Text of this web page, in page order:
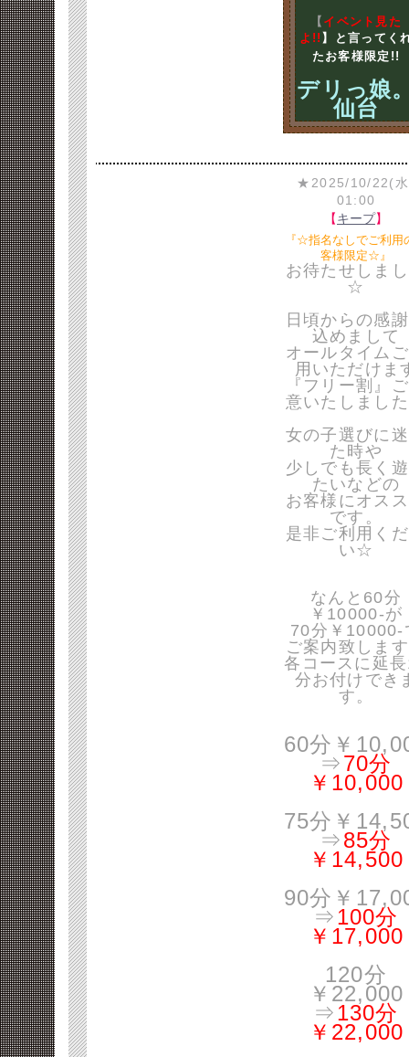
【 イベント見た
よ!! 】と言ってく
たお客様限定!!
デリっ娘
仙台
★2025/10/22(
01:00
【キープ】
『☆指名なしでご利用
客様限定☆』
お待たせしま
☆
日頃からの感
込めまして
オールタイム
用いただけま
『フリー割』
意いたしまし
女の子選びに
た時や
少しでも長く
たいなどの
お客様にオス
です。
是非ご利用く
い☆
なんと60分
￥10000-が
70分￥10000-
ご案内致しま
各コースに延
分お付けでき
す。
60分￥
⇒70分
￥10,000
75分￥
⇒85分
￥14,500
90分￥
⇒100分
￥17,000
120分
￥22,000
⇒130分
￥22,000